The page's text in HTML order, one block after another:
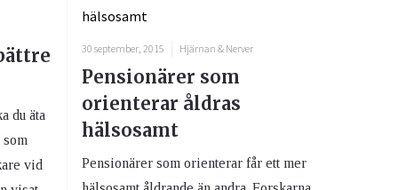
du äta
vid
30 september, 2015 Hjärnan & Nerver
Pensionärer som
orienterar åldras
hälsosamt
Pensionärer som orienterar får ett mer